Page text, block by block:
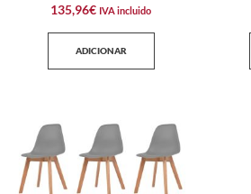
135,96€ IVA incluido
ADICIONAR